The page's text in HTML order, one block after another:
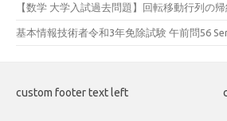
【数学 大学入試過去問題】回転移動行列の
基本情報技術者令和3年免除試験 午前問56
custom footer text left